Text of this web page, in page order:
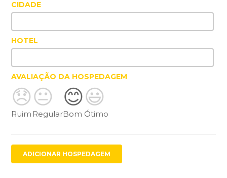
CIDADE
HOTEL
AVALIAÇÃO DA HOSPEDAGEM
😞
Ruim
😐
Regular
😊
Bom
😃
Ótimo
ADICIONAR HOSPEDAGEM